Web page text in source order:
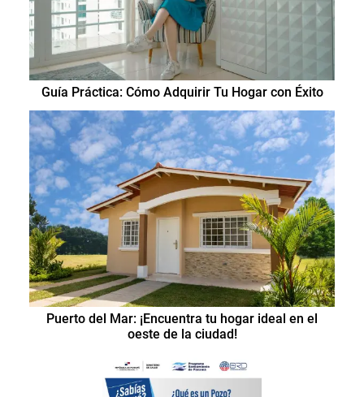
Guía Práctica: Cómo Adquirir Tu Hogar con Éxito
Puerto del Mar: ¡Encuentra tu hogar ideal en el
oeste de la ciudad!